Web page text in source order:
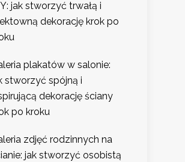
jak stworzyć trwałą i
dekorację krok po
plakatów w salonie:
stworzyć spójną i
dekorację ściany
po kroku
zdjęć rodzinnych na
jak stworzyć osobistą